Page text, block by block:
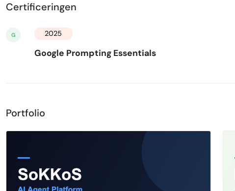
Certificeringen
G 2025
Google Prompting Essentials
Portfolio